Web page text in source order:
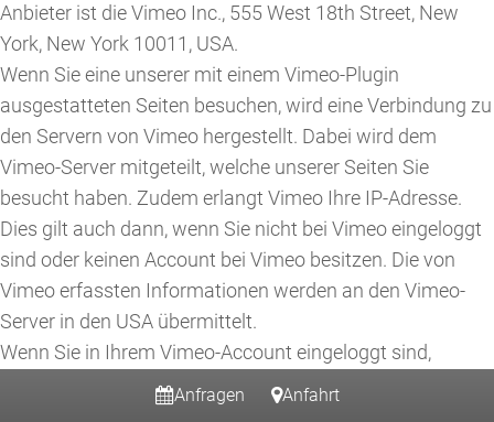
Anbieter ist die Vimeo Inc., 555 West 18th Street, New
York, New York 10011, USA.
Wenn Sie eine unserer mit einem Vimeo-Plugin
ausgestatteten Seiten besuchen, wird eine Verbindung zu
den Servern von Vimeo hergestellt. Dabei wird dem
Vimeo-Server mitgeteilt, welche unserer Seiten Sie
besucht haben. Zudem erlangt Vimeo Ihre IP-Adresse.
Dies gilt auch dann, wenn Sie nicht bei Vimeo eingeloggt
sind oder keinen Account bei Vimeo besitzen. Die von
Vimeo erfassten Informationen werden an den Vimeo-
Server in den USA übermittelt.
Wenn Sie in Ihrem Vimeo-Account eingeloggt sind,
ermöglichen Sie Vimeo, Ihr Surfverhalten direkt Ihrem
Anfragen Anfahrt